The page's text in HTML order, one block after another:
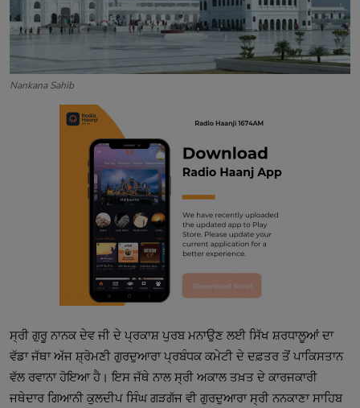
Nankana Sahib
ਸ੍ਰੀ ਗੁਰੂ ਨਾਨਕ ਦੇਵ ਜੀ ਦੇ ਪ੍ਰਕਾਸ਼ ਪੁਰਬ ਮਨਾਉਣ ਲਈ ਸਿੱਖ ਸ਼ਰਧਾਲੂਆਂ ਦਾ
ਵੱਡਾ ਜੱਥਾ ਅੱਜ ਸ਼੍ਰੋਮਣੀ ਗੁਰਦੁਆਰਾ ਪ੍ਰਬੰਧਕ ਕਮੇਟੀ ਦੇ ਦਫ਼ਤਰ ਤੋਂ ਪਾਕਿਸਤਾਨ
ਵੱਲ ਰਵਾਨਾ ਹੋਇਆ ਹੈ। ਇਸ ਜੱਥੇ ਨਾਲ ਸ੍ਰੀ ਅਕਾਲ ਤਖ਼ਤ ਦੇ ਕਾਰਜਕਾਰੀ
ਜਥੇਦਾਰ ਗਿਆਨੀ ਕੁਲਦੀਪ ਸਿੰਘ ਗੜਗੱਜ ਵੀ ਗੁਰਦੁਆਰਾ ਸ੍ਰੀ ਨਨਕਾਣਾ ਸਾਹਿਬ